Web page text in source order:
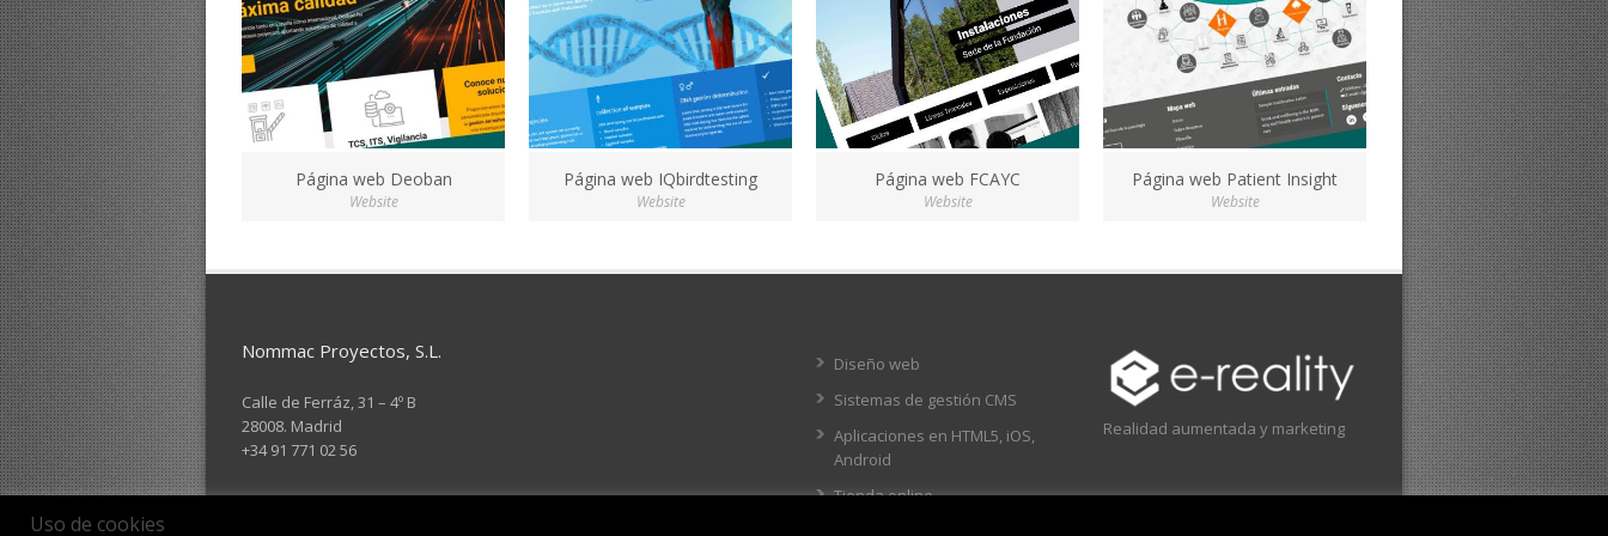
Página web Deoban
Website
Página web IQbirdtesting
Website
Página web FCAYC
Website
Página web Patient Insight
Website
Nommac Proyectos, S.L.
Calle de Ferráz, 31 – 4º B
28008. Madrid
+34 91 771 02 56
Diseño web
Sistemas de gestión CMS
Aplicaciones en HTML5, iOS,
Android
Tienda online
Realidad aumentada y marketing
Uso de cookies